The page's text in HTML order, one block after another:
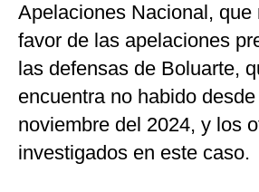
Apelaciones Nacional, que
favor de las apelaciones
las defensas de Boluarte,
encuentra no habido
noviembre del 2024, y los
investigados en este caso.